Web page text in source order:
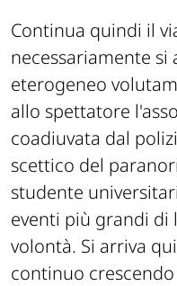
Continua quindi il
necessariamente si
eterogeneo
allo spettatore
coadiuvata dal
scettico del
studente
eventi più grandi di
volontà. Si arriva
continuo